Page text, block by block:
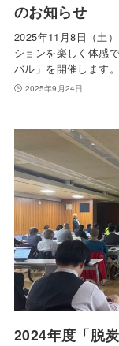
のお知らせ
2025年11月8日（土
ションを楽しく体感
バル」を開催します
2025年9月24日
2024年度「脱